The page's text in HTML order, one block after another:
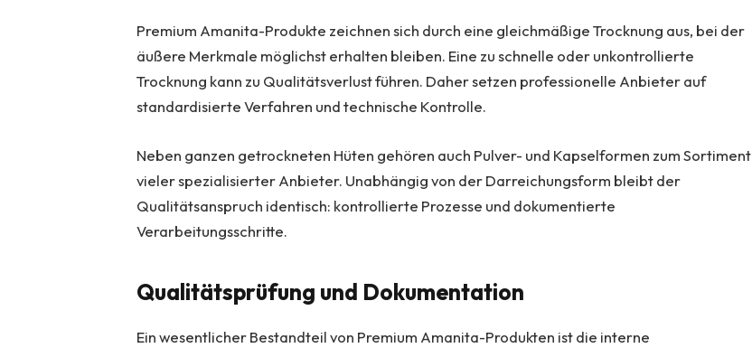
Premium Amanita-Produkte zeichnen sich durch eine gleichmäßige Trocknung aus, bei der
äußere Merkmale möglichst erhalten bleiben. Eine zu schnelle oder unkontrollierte
Trocknung kann zu Qualitätsverlust führen. Daher setzen professionelle Anbieter auf
standardisierte Verfahren und technische Kontrolle.
Neben ganzen getrockneten Hüten gehören auch Pulver- und Kapselformen zum Sortiment
vieler spezialisierter Anbieter. Unabhängig von der Darreichungsform bleibt der
Qualitätsanspruch identisch: kontrollierte Prozesse und dokumentierte
Verarbeitungsschritte.
Qualitätsprüfung und Dokumentation
Ein wesentlicher Bestandteil von Premium Amanita-Produkten ist die interne